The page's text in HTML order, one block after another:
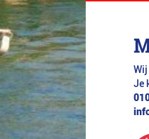
Je